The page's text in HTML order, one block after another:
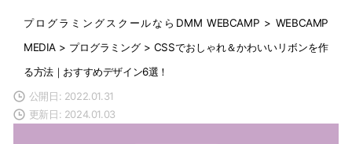
プログラミングスクールならDMM WEBCAMP > WEBCAMP
MEDIA > プログラミング> CSSでおしゃれ＆かわいいリボンを作
る方法｜おすすめデザイン6選！
公開日: 2022.01.31
更新日: 2024.01.03